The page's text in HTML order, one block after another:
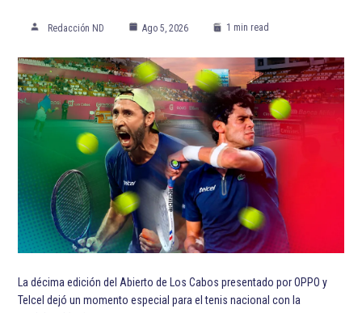
Redacción ND Ago 5, 2026 1 min read
La décima edición del Abierto de Los Cabos presentado por OPPO y
Telcel dejó un momento especial para el tenis nacional con la